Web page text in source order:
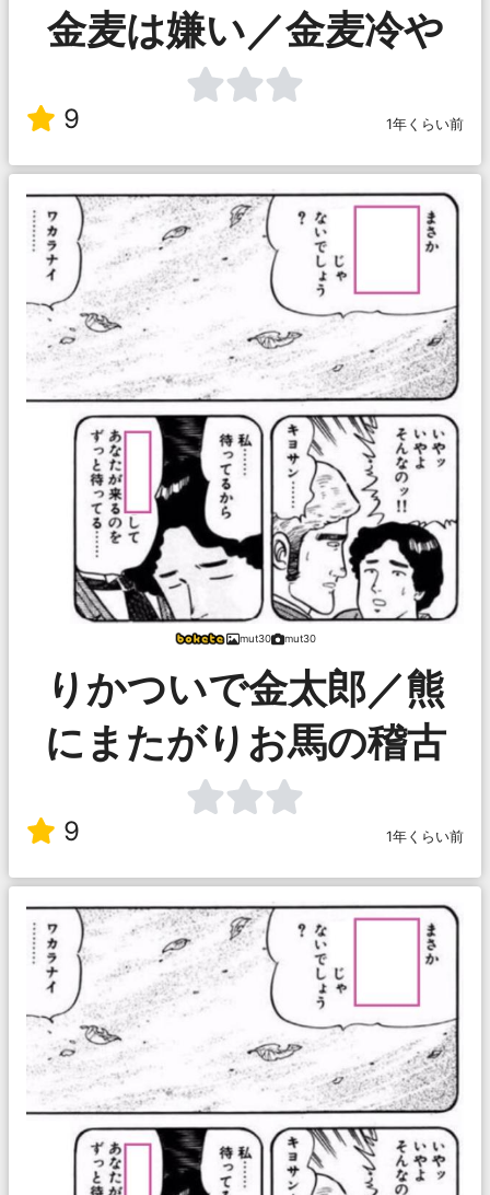
金麦は嫌い／金麦冷や
9 1年くらい前
mut30 mut30
りかついで金太郎／熊
にまたがりお馬の稽古
9 1年くらい前